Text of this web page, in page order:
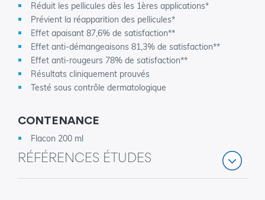
Réduit les pellicules dès les 1ères applications*
Prévient la réapparition des pellicules*
Effet apaisant 87,6% de satisfaction**
Effet anti-démangeaisons 81,3% de satisfaction**
Effet anti-rougeurs 78% de satisfaction**
Résultats cliniquement prouvés
Testé sous contrôle dermatologique
CONTENANCE
Flacon 200 ml
RÉFÉRENCES ÉTUDES